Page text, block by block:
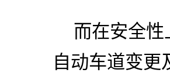
而在安全
自动车道变更